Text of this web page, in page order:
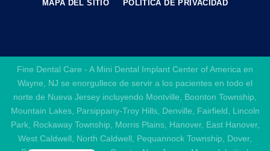
MAPA DEL SITIO POLÍTICA DE PRIVACIDAD
Fine Dental Care - A Mini Dental Implant Center of America en
Wayne, NJ se enorgullece de servir a los pacientes en todo el
norte de Nueva Jersey incluyendo Montville, Boonton Township,
Mountain Lakes, Parsippany-Troy Hills, Denville, Fairfield, Lincoln
Park, Rockaway Township, Morris Plains, Hanover, East Hanover,
West Caldwell, North Caldwell, Pequannock Township, Dover,